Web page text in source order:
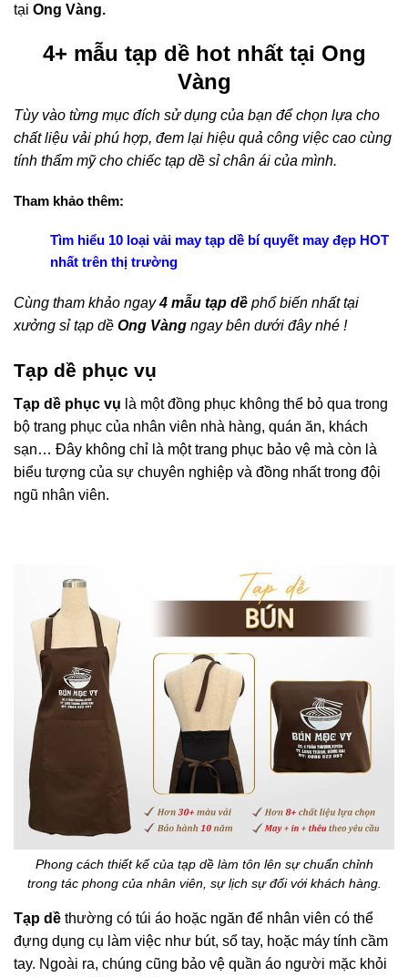
tại Ong Vàng.
4+ mẫu tạp dề hot nhất tại Ong
Vàng
Tùy vào từng mục đích sử dụng của bạn để chọn lựa cho
chất liệu vải phú hợp, đem lại hiệu quả công việc cao cùng
tính thẩm mỹ cho chiếc tạp dề sỉ chân ái của mình.
Tham khảo thêm:
Tìm hiểu 10 loại vải may tạp dề bí quyết may đẹp HOT
nhất trên thị trường
Cùng tham khảo ngay4 mẫu tạp dề phổ biến nhất tại
xưởng sỉ tạp dề Ong Vàng ngay bên dưới đây nhé !
Tạp dề phục vụ
Tạp dề phục vụ là một đồng phục không thể bỏ qua trong
bộ trang phục của nhân viên nhà hàng, quán ăn, khách
sạn… Đây không chỉ là một trang phục bảo vệ mà còn là
biểu tượng của sự chuyên nghiệp và đồng nhất trong đội
ngũ nhân viên.
Phong cách thiết kế của tạp dề làm tôn lên sự chuẩn chỉnh
trong tác phong của nhân viên, sự lịch sự đối với khách hàng.
Tạp dề thường có túi áo hoặc ngăn để nhân viên có thể
đựng dụng cụ làm việc như bút, sổ tay, hoặc máy tính cầm
tay. Ngoài ra, chúng cũng bảo vệ quần áo người mặc khỏi